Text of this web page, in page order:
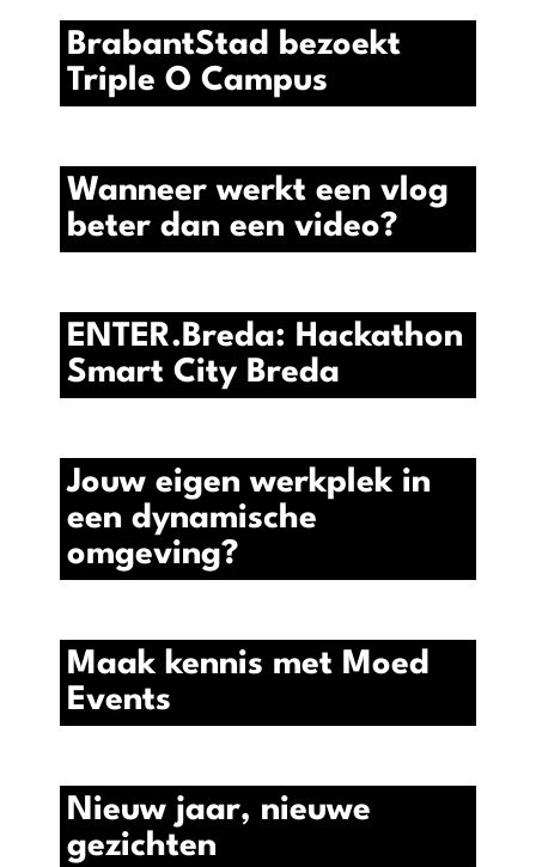
BrabantStad bezoekt
Triple O Campus
Wanneer werkt een vlog
beter dan een video?
ENTER.Breda: Hackathon
Smart City Breda
Jouw eigen werkplek in
een dynamische
omgeving?
Maak kennis met Moed
Events
Nieuw jaar, nieuwe
gezichten